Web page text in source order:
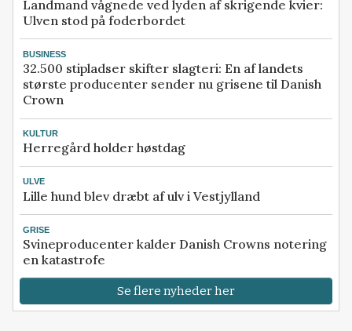
Landmand vågnede ved lyden af skrigende kvier:
Ulven stod på foderbordet
BUSINESS
32.500 stipladser skifter slagteri: En af landets
største producenter sender nu grisene til Danish
Crown
KULTUR
Herregård holder høstdag
ULVE
Lille hund blev dræbt af ulv i Vestjylland
GRISE
Svineproducenter kalder Danish Crowns notering
en katastrofe
Se flere nyheder her